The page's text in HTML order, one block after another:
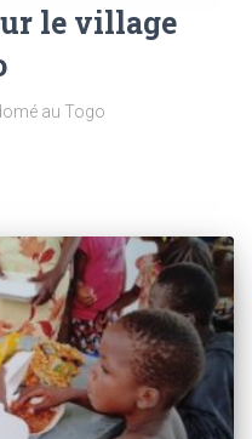
le village
au Togo